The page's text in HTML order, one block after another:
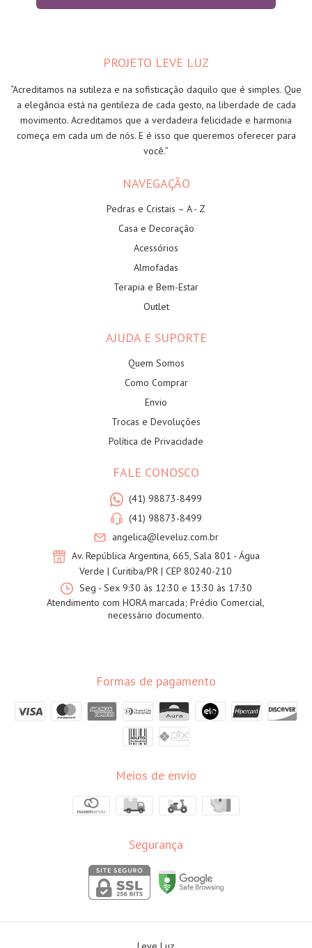
PROJETO LEVE LUZ
“Acreditamos na sutileza e na sofisticação daquilo que é simples. Que
a elegância está na gentileza de cada gesto, na liberdade de cada
movimento. Acreditamos que a verdadeira felicidade e harmonia
começa em cada um de nós. E é isso que queremos oferecer para
você.”
NAVEGAÇÃO
Pedras e Cristais – A - Z
Casa e Decoração
Acessórios
Almofadas
Terapia e Bem-Estar
Outlet
AJUDA E SUPORTE
Quem Somos
Como Comprar
Envio
Trocas e Devoluções
Política de Privacidade
FALE CONOSCO
(41) 98873-8499
(41) 98873-8499
angelica@leveluz.com.br
Av. República Argentina, 665, Sala 801 - Água
Verde | Curitiba/PR | CEP 80240-210
Seg - Sex 9:30 às 12:30 e 13:30 às 17:30
Atendimento com HORA marcada; Prédio Comercial,
necessário documento.
Formas de pagamento
Meios de envio
Segurança